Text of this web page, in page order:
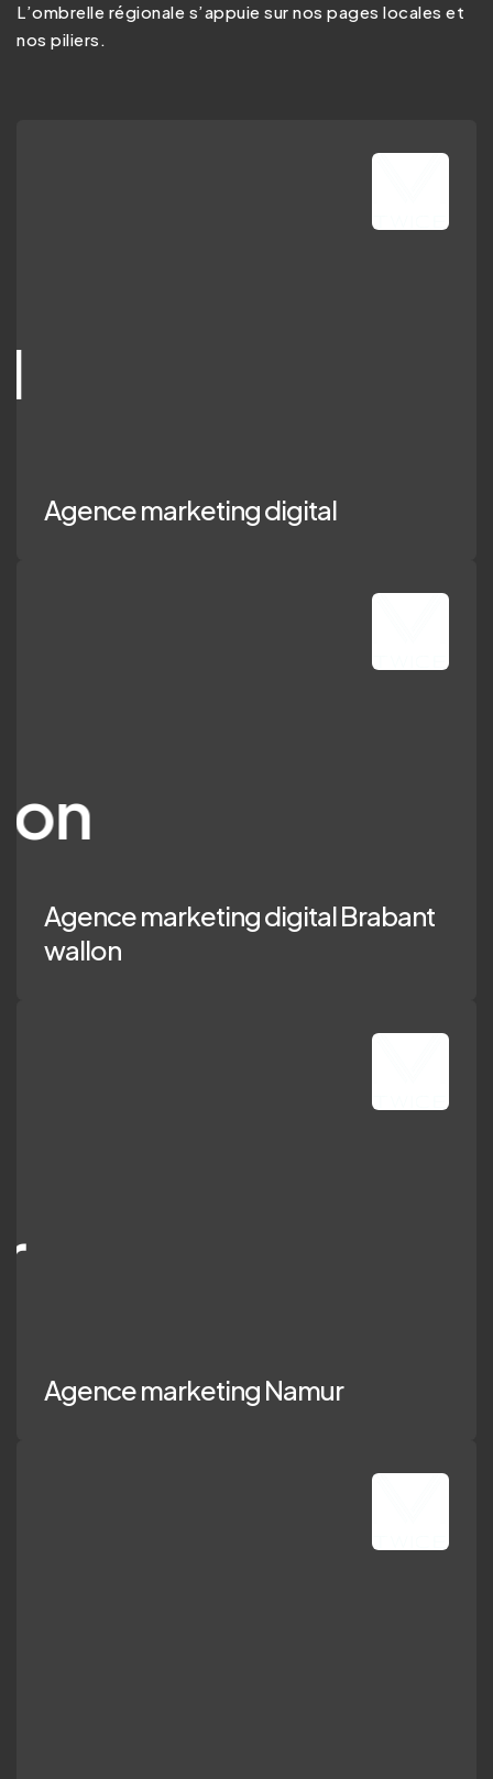
L’ombrelle régionale s’appuie sur nos pages locales et
nos piliers.
marketing
Agence marketing digital
marketing
Agence marketing digital Brabant
wallon
marketing
Agence marketing Namur